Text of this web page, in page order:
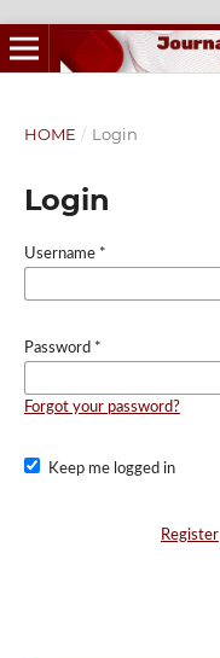
HOME / Login
Login
Username *
Password *
Forgot your password?
Keep me logged in
Register